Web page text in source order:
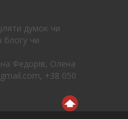
думок чи
блогу чи
Федорів, Олена
+38 050